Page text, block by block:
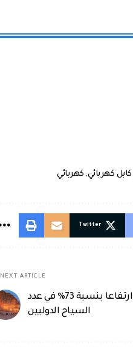
كابل كهربائي, كهربائي
Twitter
NEXT ARTICLE
السعودية تحقق ارتفاعا بنسبة 73% في عدد
السياح الدوليين